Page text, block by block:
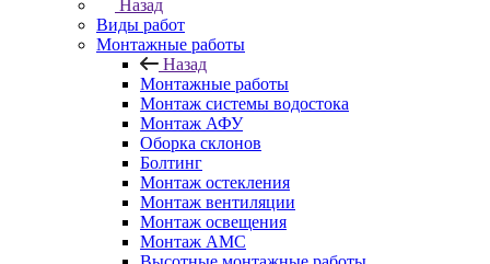
Назад
Виды работ
Монтажные работы
Назад
Монтажные работы
Монтаж системы водостока
Монтаж АФУ
Оборка склонов
Болтинг
Монтаж остекления
Монтаж вентиляции
Монтаж освещения
Монтаж АМС